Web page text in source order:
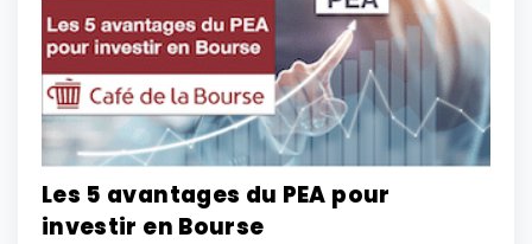
Les 5 avantages du PEA pour
investir en Bourse